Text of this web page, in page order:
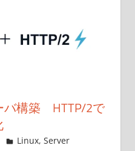
バ構築 HTTP/2で
Linux,Server